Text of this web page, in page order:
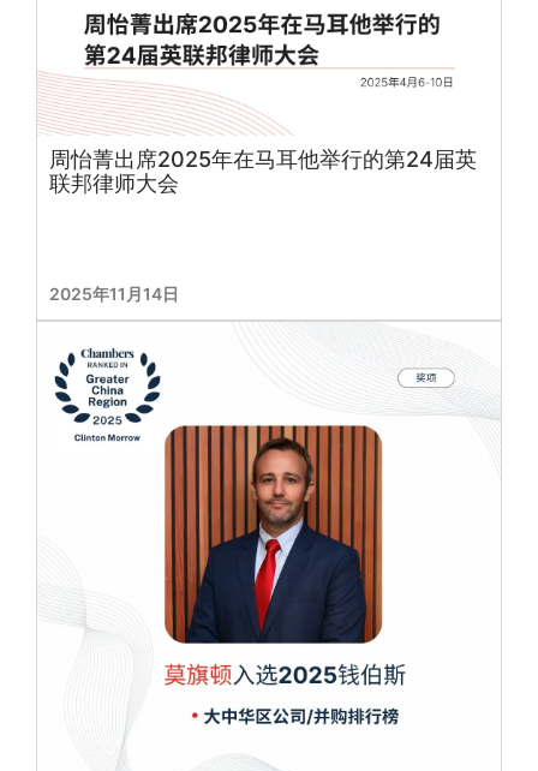
周怡菁出席2025年在马耳他举行的第24届英
联邦律师大会
2025年11月14日